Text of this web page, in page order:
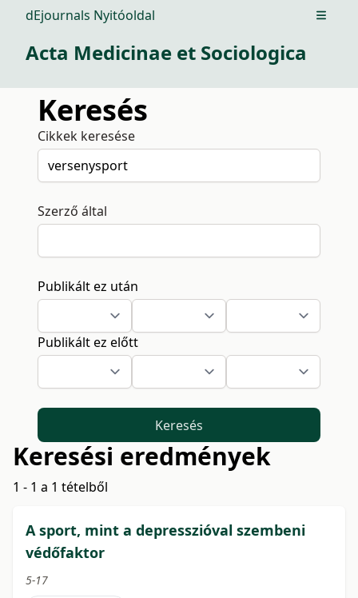
dEjournals Nyitóoldal Open
Acta Medicinae et Sociologica
Keresés
Cikkek keresése
Szerző által
Publikált ez után
Publikált ez előtt
Keresés
Keresési eredmények
1 - 1 a 1 tételből
A sport, mint a depresszióval szembeni
védőfaktor
5-17